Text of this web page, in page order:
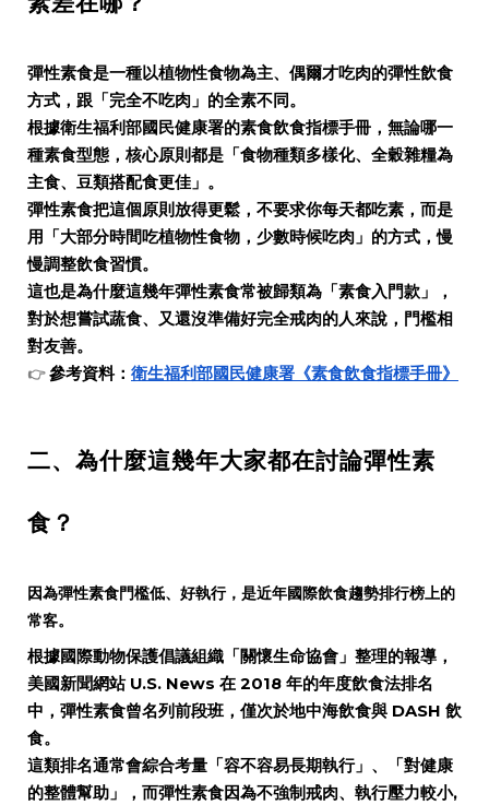
彈性素食是一種以植物性食物為主、偶爾才吃肉的彈性飲食
方式，跟「完全不吃肉」的全素不同。
根據衛生福利部國民健康署的素食飲食指標手冊，無論哪一
種素食型態，核心原則都是「食物種類多樣化、全穀雜糧為
主食、豆類搭配食更佳」。
彈性素食把這個原則放得更鬆，不要求你每天都吃素，而是
用「大部分時間吃植物性食物，少數時候吃肉」的方式，慢
慢調整飲食習慣。
這也是為什麼這幾年彈性素食常被歸類為「素食入門款」，
對於想嘗試蔬食、又還沒準備好完全戒肉的人來說，門檻相
對友善。
👉 參考資料： 衛生福利部國民健康署《素食飲食指標手冊》
二、為什麼這幾年大家都在討論彈性素
食？
因為彈性素食門檻低、好執行，是近年國際飲食趨勢排行榜上的
常客。
根據國際動物保護倡議組織「關懷生命協會」整理的報導，
美國新聞網站 U.S. News 在 2018 年的年度飲食法排名
中，彈性素食曾名列前段班，僅次於地中海飲食與 DASH 飲
食。
這類排名通常會綜合考量「容不容易長期執行」、「對健康
的整體幫助」，而彈性素食因為不強制戒肉、執行壓力較小,